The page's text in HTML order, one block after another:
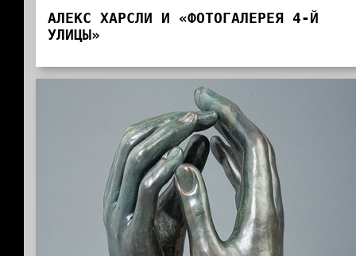
АЛЕКС ХАРСЛИ И «ФОТОГАЛЕРЕЯ 4-Й
УЛИЦЫ»